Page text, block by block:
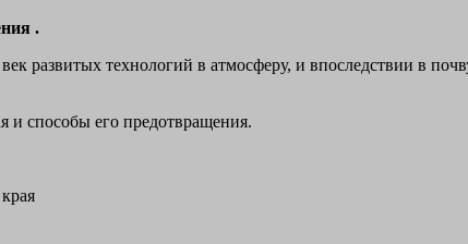
.
развитых технологий в атмосферу, и впоследствии в
и способы его предотвращения.